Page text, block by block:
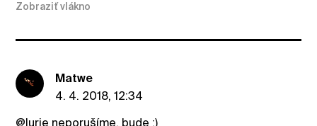
Zobraziť vlákno
Matwe
4. 4. 2018, 12:34
@lurie neporušíme, bude :)